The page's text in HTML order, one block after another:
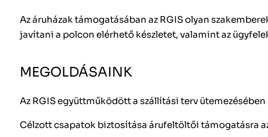
Az áruházak támogatásában az RGIS olyan
javítani a polcon elérhető készletet, valamint az
MEGOLDÁSAINK
Az RGIS együttműködött a szállítási terv
Célzott csapatok biztosítása árufeltöltői támogatásra